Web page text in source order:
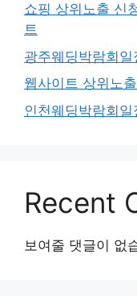
쇼핑 상위노출 신
트
광주웨딩박람회
웹사이트 상위노
인천웨딩박람회
Recent
보여줄 댓글이 없